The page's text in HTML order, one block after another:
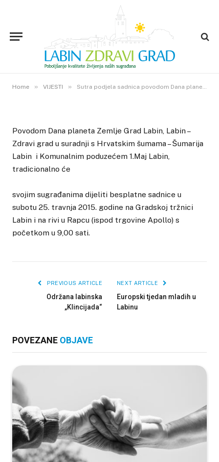
Home » VIJESTI » Sutra podjela sadnica povodom Dana planeta Zemlje
Sutra podjela sadnica povodom
Dana planeta Zemlje
24. TRAVNJA 2015. 0VIEWS
Povodom Dana planeta Zemlje Grad Labin, Labin –
Zdravi grad u suradnji s Hrvatskim šumama – Šumarija
Labin i Komunalnim poduzećem 1.Maj Labin,
tradicionalno će
svojim sugrađanima dijeliti besplatne sadnice u
subotu 25. travnja 2015. godine na Gradskoj tržnici
Labin i na rivi u Rapcu (ispod trgovine Apollo) s
početkom u 9,00 sati.
PREVIOUS ARTICLE
Održana labinska
„Klincijada“
NEXT ARTICLE
Europski tjedan mladih u
Labinu
POVEZANE OBJAVE